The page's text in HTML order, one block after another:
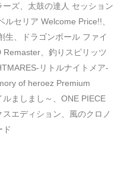
ズ、太鼓の達人 セッション
セリア Welcome Price!!、
生、ドラゴンボール ファイ
Remaster、釣りスピリッツ
リトルナイトメア-
of heroez Premium
ましまし～、ONE PIECE
エディション、風のクロノ
ド